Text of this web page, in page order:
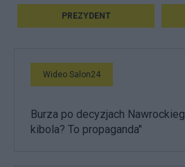
PREZYDENT
Wideo Salon24
Burza po decyzjach
kibola? To propaganda"